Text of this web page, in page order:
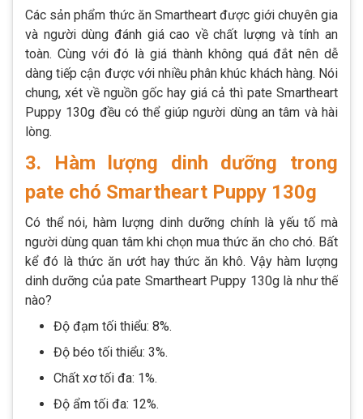
Các sản phẩm thức ăn Smartheart được giới chuyên gia
và người dùng đánh giá cao về chất lượng và tính an
toàn. Cùng với đó là giá thành không quá đắt nên dễ
dàng tiếp cận được với nhiều phân khúc khách hàng. Nói
chung, xét về nguồn gốc hay giá cả thì pate Smartheart
Puppy 130g đều có thể giúp người dùng an tâm và hài
lòng.
3. Hàm lượng dinh dưỡng trong
pate chó Smartheart Puppy 130g
Có thể nói, hàm lượng dinh dưỡng chính là yếu tố mà
người dùng quan tâm khi chọn mua thức ăn cho chó. Bất
kể đó là thức ăn ướt hay thức ăn khô. Vậy hàm lượng
dinh dưỡng của pate Smartheart Puppy 130g là như thế
nào?
Độ đạm tối thiểu: 8%.
Độ béo tối thiểu: 3%.
Chất xơ tối đa: 1%.
Độ ẩm tối đa: 12%.